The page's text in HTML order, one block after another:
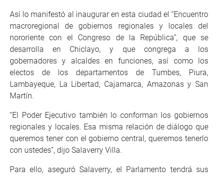
Así lo manifestó al inaugurar en esta ciudad el “Encuentro
macroregional de gobiernos regionales y locales del
nororiente con el Congreso de la República”, que se
desarrolla en Chiclayo, y que congrega a los
gobernadores y alcaldes en funciones, así como los
electos de los departamentos de Tumbes, Piura,
Lambayeque, La Libertad, Cajamarca, Amazonas y San
Martín.
“El Poder Ejecutivo también lo conforman los gobiernos
regionales y locales. Esa misma relación de diálogo que
queremos tener con el gobierno central, queremos tenerlo
con ustedes”, dijo Salaverry Villa.
Para ello, aseguró Salaverry, el Parlamento tendrá sus